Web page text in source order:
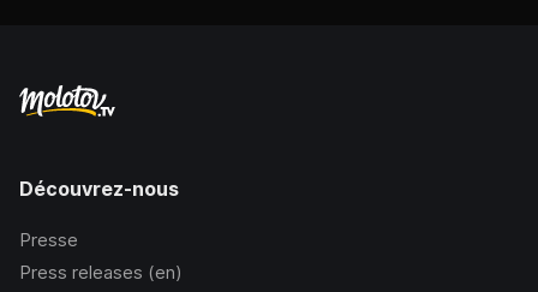
Découvrez-nous
Presse
Press releases (en)